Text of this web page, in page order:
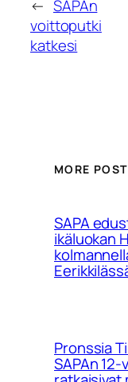
← SAPAn
voittoputki
katkesi
MORE
SAPA
ikäluokan
Pronssia
SAPAn